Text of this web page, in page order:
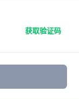
获取验证码